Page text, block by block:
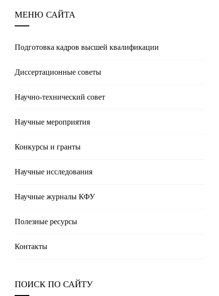
МЕНЮ САЙТА
Подготовка кадров высшей квалификации
Диссертационные советы
Научно-технический совет
Научные мероприятия
Конкурсы и гранты
Научные исследования
Научные журналы КФУ
Полезные реcурсы
Контакты
ПОИСК ПО САЙТУ